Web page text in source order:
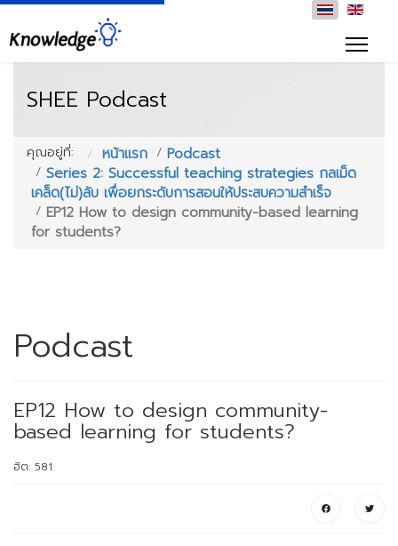
SHEE Podcast
คุณอยู่ที่: หน้าแรก
Podcast
Series 2: Successful teaching strategies กลเม็ด
เคล็ด(ไม่)ลับ เพื่อยกระดับการสอนให้ประสบความสำเร็จ
EP12 How to design community-based learning
for students?
Podcast
EP12 How to design community-
based learning for students?
ฮิต: 581